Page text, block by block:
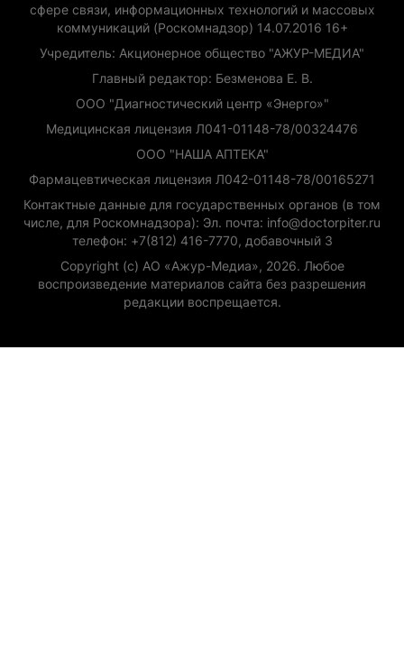
сфере связи, информационных технологий и массовых
коммуникаций (Роскомнадзор) 14.07.2016 16+
Учредитель: Акционерное общество "АЖУР-МЕДИА"
Главный редактор: Безменова Е. В.
ООО "Диагностический центр «Энерго»"
Медицинская лицензия Л041-01148-78/00324476
ООО "НАША АПТЕКА"
Фармацевтическая лицензия Л042-01148-78/00165271
Контактные данные для государственных органов (в том
числе, для Роскомнадзора): Эл. почта: info@doctorpiter.ru
телефон: +7(812) 416-7770, добавочный 3
Copyright (с) АО «Ажур-Медиа», 2026. Любое
воспроизведение материалов сайта без разрешения
редакции воспрещается.